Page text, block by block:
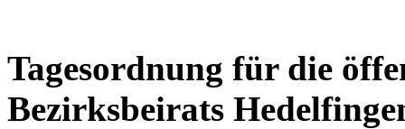
Tagesordnung für die
Bezirksbeirats